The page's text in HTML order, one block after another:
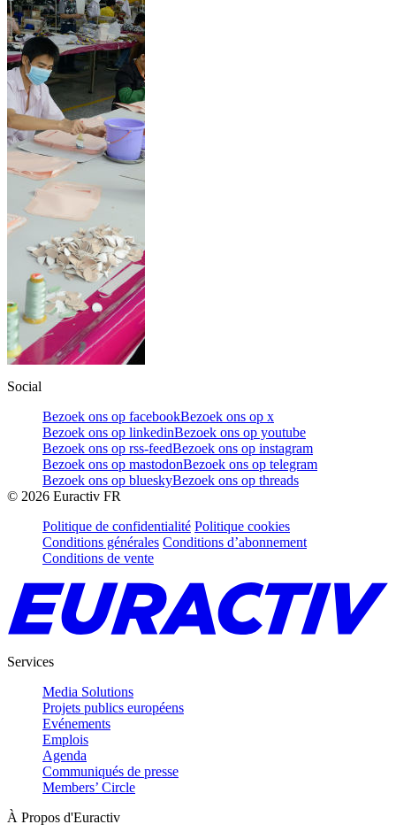
Social
Bezoek ons op facebookBezoek ons op x
Bezoek ons op linkedinBezoek ons op youtube
Bezoek ons op rss-feedBezoek ons op instagram
Bezoek ons op mastodonBezoek ons op telegram
Bezoek ons op blueskyBezoek ons op threads
© 2026 Euractiv FR
Politique de confidentialité Politique cookies
Conditions générales Conditions d’abonnement
Conditions de vente
Services
Media Solutions
Projets publics européens
Evénements
Emplois
Agenda
Communiqués de presse
Members’ Circle
À Propos d'Euractiv